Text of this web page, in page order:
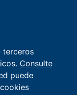
terceros
Consulte
puede